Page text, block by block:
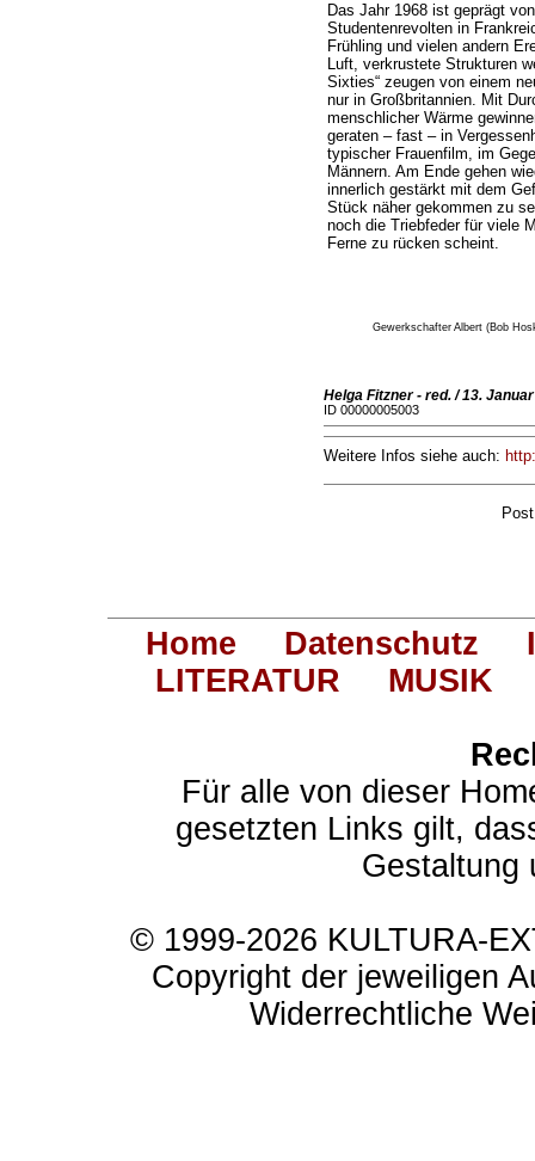
Das Jahr 1968 ist geprägt
Studentenrevolten in
Frühling und vielen andern
Luft, verkrustete Strukturen
Sixties“ zeugen von einem
nur in Großbritannien. Mit
menschlicher Wärme
geraten – fast – in
typischer Frauenfilm, im
Männern. Am Ende gehen
innerlich gestärkt mit dem
Stück näher gekommen zu
noch die Triebfeder für viele
Ferne zu rücken scheint.
Gewerkschafter Albert (Bob
Helga Fitzner - red. / 13.
ID 00000005003
Weitere Infos siehe auch:
Home Datenschutz
LITERATUR
MUSIK
Für alle von dieser
gesetzten Links gilt,
Gestaltung
© 1999-2026 KULTURA-
Copyright der jeweiligen
Widerrechtliche